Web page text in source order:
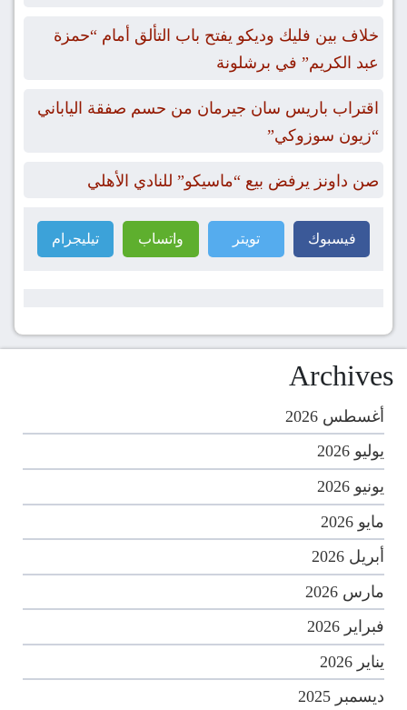
خلاف بين فليك وديكو يفتح باب التألق أمام “حمزة
عبد الكريم” في برشلونة
اقتراب باريس سان جيرمان من حسم صفقة الياباني
“زيون سوزوكي”
صن داونز يرفض بيع “ماسيكو” للنادي الأهلي
فيسبوك تويتر واتساب تيليجرام
Archives
أغسطس 2026
يوليو 2026
يونيو 2026
مايو 2026
أبريل 2026
مارس 2026
فبراير 2026
يناير 2026
ديسمبر 2025